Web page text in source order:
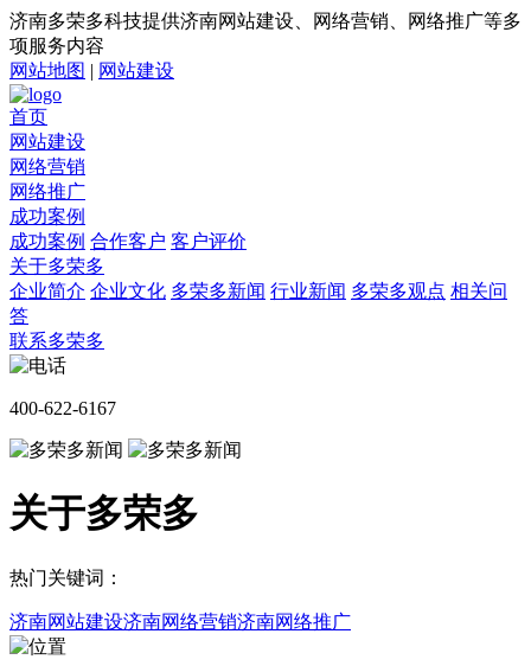
济南多荣多科技提供济南网站建设、网络营销、网络推广等多
项服务内容
网站地图 | 网站建设
首页
网站建设
网络营销
网络推广
成功案例
成功案例 合作客户 客户评价
关于多荣多
企业简介 企业文化 多荣多新闻 行业新闻 多荣多观点 相关问
答
联系多荣多
400-622-6167
关于多荣多
热门关键词：
济南网站建设济南网络营销济南网络推广